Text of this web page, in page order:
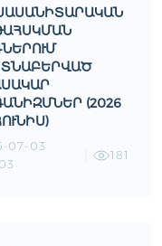
(2026
07-03
181